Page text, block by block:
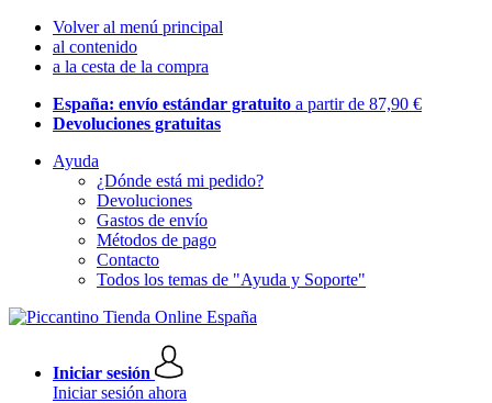
Volver al menú principal
al contenido
a la cesta de la compra
España: envío estándar gratuito a partir de 87,90 €
Devoluciones gratuitas
Ayuda
¿Dónde está mi pedido?
Devoluciones
Gastos de envío
Métodos de pago
Contacto
Todos los temas de "Ayuda y Soporte"
Iniciar sesión
Iniciar sesión ahora